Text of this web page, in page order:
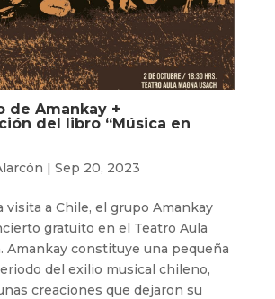
de Amankay +
del libro “Música en
| Sep 20, 2023
visita a Chile, el grupo Amankay
gratuito en el Teatro Aula
Amankay constituye una pequeña
del exilio musical chileno,
creaciones que dejaron su